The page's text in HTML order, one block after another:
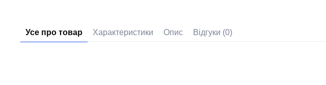
Усе про товар Характеристики Опис Відгуки (0)